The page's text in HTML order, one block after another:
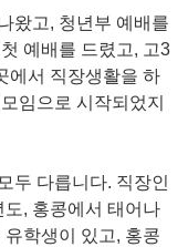
왔고, 청년부 예배를
예배를 드렸고, 고3
에서 직장생활을 하
임으로 시작되었지
두 다릅니다. 직장인
도, 홍콩에서 태어나
학생이 있고, 홍콩